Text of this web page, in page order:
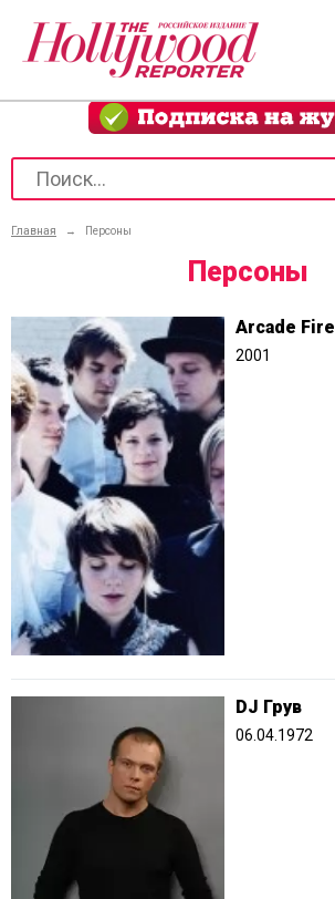
Главная → Персоны
Персоны
Arcade Fire
2001
DJ Грув
06.04.1972